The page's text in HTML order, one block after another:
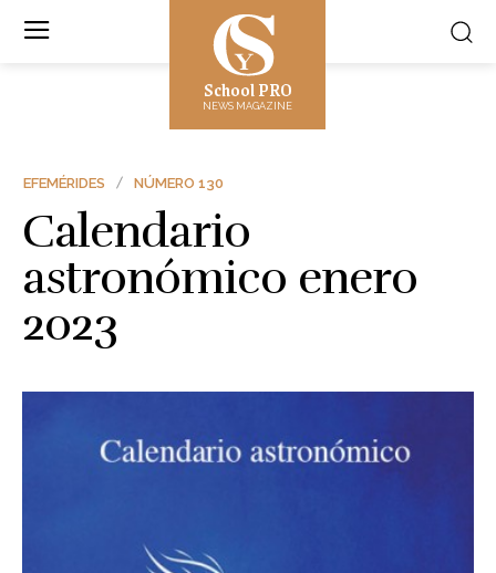
School PRO
NEWS MAGAZINE
EFEMÉRIDES NÚMERO 130
Calendario
astronómico enero
2023